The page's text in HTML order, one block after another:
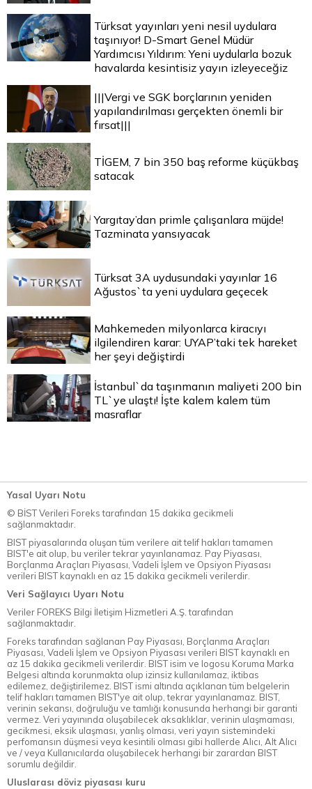
Türksat yayınları yeni nesil uydulara
taşınıyor! D-Smart Genel Müdür
Yardımcısı Yıldırım: Yeni uydularla bozuk
havalarda kesintisiz yayın izleyeceğiz
|||Vergi ve SGK borçlarının yeniden
yapılandırılması gerçekten önemli bir
fırsat|||
TİGEM, 7 bin 350 baş reforme küçükbaş
satacak
Yargıtay’dan primle çalışanlara müjde!
Tazminata yansıyacak
Türksat 3A uydusundaki yayınlar 16
Ağustos`ta yeni uydulara geçecek
Mahkemeden milyonlarca kiracıyı
ilgilendiren karar: UYAP’taki tek hareket
her şeyi değiştirdi
İstanbul`da taşınmanın maliyeti 200 bin
TL`ye ulaştı! İşte kalem kalem tüm
masraflar
Yasal Uyarı Notu
© BİST Verileri Foreks tarafından 15 dakika gecikmeli
sağlanmaktadır.
BIST piyasalarında oluşan tüm verilere ait telif hakları tamamen
BIST'e ait olup, bu veriler tekrar yayınlanamaz. Pay Piyasası,
Borçlanma Araçları Piyasası, Vadeli İşlem ve Opsiyon Piyasası
verileri BIST kaynaklı en az 15 dakika gecikmeli verilerdir.
Veri Sağlayıcı Uyarı Notu
Veriler FOREKS Bilgi İletişim Hizmetleri A.Ş. tarafından
sağlanmaktadır.
Foreks tarafından sağlanan Pay Piyasası, Borçlanma Araçları
Piyasası, Vadeli İşlem ve Opsiyon Piyasası verileri BIST kaynaklı en
az 15 dakika gecikmeli verilerdir. BIST isim ve logosu Koruma Marka
Belgesi altında korunmakta olup izinsiz kullanılamaz, iktibas
edilemez, değiştirilemez. BIST ismi altında açıklanan tüm belgelerin
telif hakları tamamen BIST'ye ait olup, tekrar yayınlanamaz. BIST,
verinin sekansı, doğruluğu ve tamlığı konusunda herhangi bir garanti
vermez. Veri yayınında oluşabilecek aksaklıklar, verinin ulaşmaması,
gecikmesi, eksik ulaşması, yanlış olması, veri yayın sistemindeki
perfomansın düşmesi veya kesintili olması gibi hallerde Alıcı, Alt Alıcı
ve / veya Kullanıcılarda oluşabilecek herhangi bir zarardan BIST
sorumlu değildir.
Uluslarası döviz piyasası kuru